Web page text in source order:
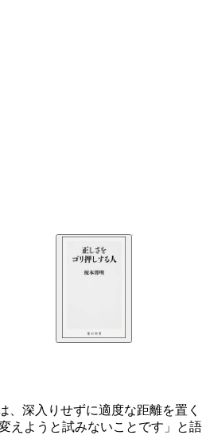
、深入りせずに適度な距離を置く
えようと試みないことです」と語